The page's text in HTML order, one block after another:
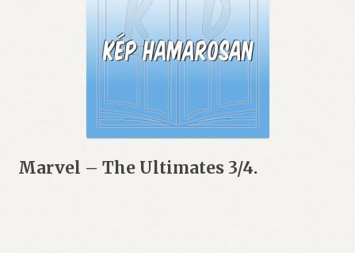
Marvel – The Ultimates 3/4.